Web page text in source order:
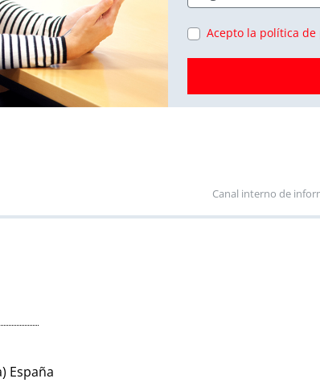
Acepto la política de
Canal interno de
España